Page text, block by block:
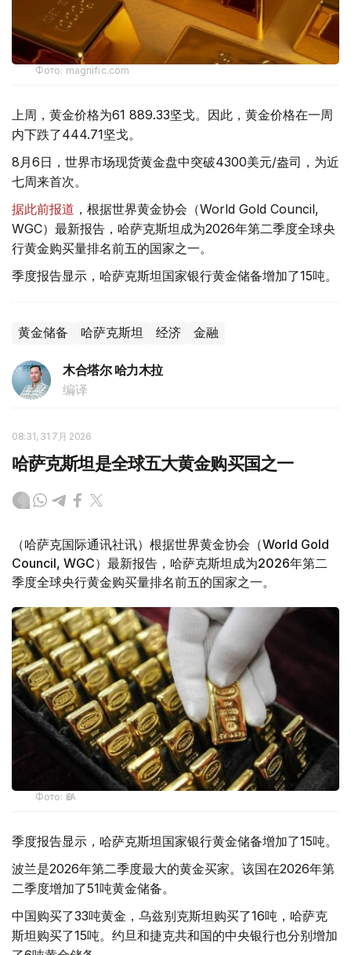
Фото: magnific.com
上周，黄金价格为61 889.33坚戈。因此，黄金价格在一周
内下跌了444.71坚戈。
8月6日，世界市场现货黄金盘中突破4300美元/盎司，为近
七周来首次。
据此前报道 ，根据世界黄金协会（World Gold Council,
WGC）最新报告，哈萨克斯坦成为2026年第二季度全球央
行黄金购买量排名前五的国家之一。
季度报告显示，哈萨克斯坦国家银行黄金储备增加了15吨。
黄金储备 哈萨克斯坦 经济 金融
木合塔尔 哈力木拉
编译
08:31, 31 7月 2026
哈萨克斯坦是全球五大黄金购买国之一
（哈萨克国际通讯社讯）根据世界黄金协会（World Gold
Council, WGC）最新报告，哈萨克斯坦成为2026年第二
季度全球央行黄金购买量排名前五的国家之一。
Фото: ӨзА
季度报告显示，哈萨克斯坦国家银行黄金储备增加了15吨。
波兰是2026年第二季度最大的黄金买家。该国在2026年第
二季度增加了51吨黄金储备。
中国购买了33吨黄金，乌兹别克斯坦购买了16吨，哈萨克
斯坦购买了15吨。约旦和捷克共和国的中央银行也分别增加